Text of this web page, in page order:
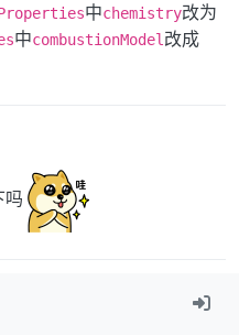
中chemistry改为
中combustionModel改成
吗